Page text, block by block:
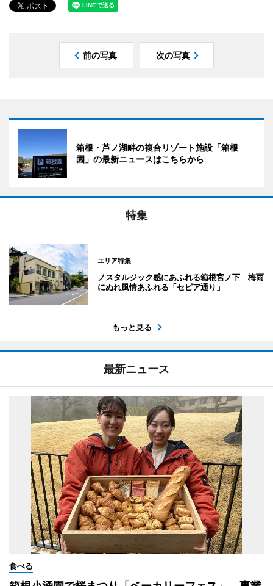
前の写真 次の写真
箱根・芦ノ湖畔の複合リゾート施設「箱根
園」の最新ニュースはこちらから
特集
エリア特集
ノスタルジック感にあふれる箱根宮ノ下 梅雨
にぬれ風情あふれる「セピア通り」
もっと見る
最新ニュース
食べる